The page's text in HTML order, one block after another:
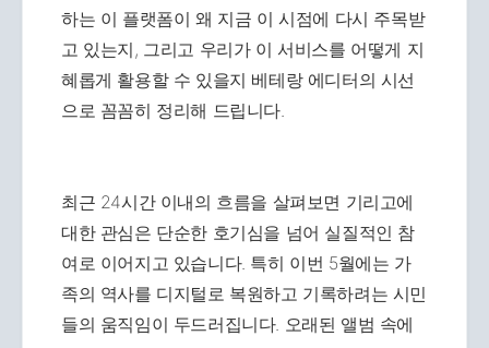
하는 이 플랫폼이 왜 지금 이 시점에 다시 주목받
고 있는지, 그리고 우리가 이 서비스를 어떻게 지
혜롭게 활용할 수 있을지 베테랑 에디터의 시선
으로 꼼꼼히 정리해 드립니다.
최근 24시간 이내의 흐름을 살펴보면 기리고에
대한 관심은 단순한 호기심을 넘어 실질적인 참
여로 이어지고 있습니다. 특히 이번 5월에는 가
족의 역사를 디지털로 복원하고 기록하려는 시민
들의 움직임이 두드러집니다. 오래된 앨범 속에